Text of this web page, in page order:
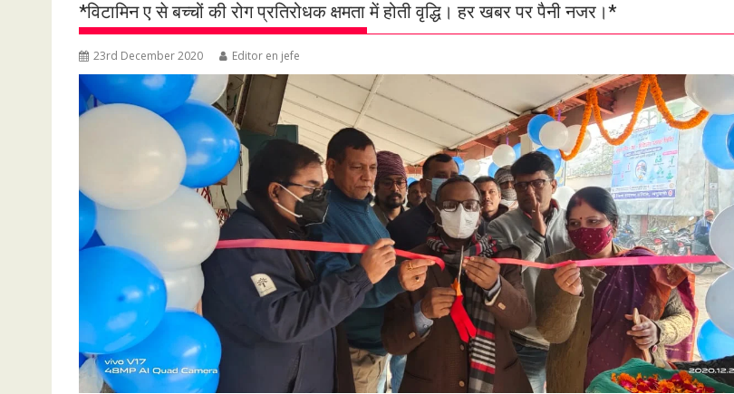
*विटामिन ए से बच्चों की रोग प्रतिरोधक क्षमता में होती वृद्धि। हर खबर पर पैनी नजर।*
23rd December 2020 Editor en jefe